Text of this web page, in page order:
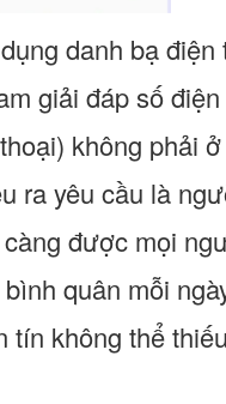
danh bạ
giải đáp số
không phải
ra yêu cầu là
được mọi
quân mỗi
không thể